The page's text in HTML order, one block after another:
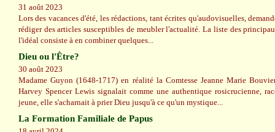
31 août 2023
Lors des vacances d'été, les rédactions, tant écrites qu'audovisuelles,
rédiger des articles susceptibles de meubler l'actualité. La liste des
l'idéal consiste à en combiner quelques...
Dieu ou l'Être?
30 août 2023
Madame Guyon (1648-1717) en réalité la Comtesse Jeanne Marie
Harvey Spencer Lewis signalait comme une authentique rosicrucienne,
jeune, elle s'acharnait à prier Dieu jusqu'à ce qu'un mystique...
La Formation Familiale de Papus